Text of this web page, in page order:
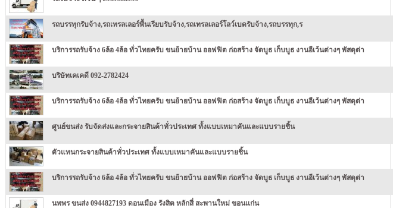
รถบรรทุกรับจ้าง,รถเทรลเลอร์พื้นเรียบรับจ้าง,รถเทรลเลอร์โลว์เบดรับจ้าง,รถบรรทุก,ร
บริการรถรับจ้าง 6ล้อ 4ล้อ ทั่วไทยครับ ขนย้ายบ้าน ออฟฟิต ก่อสร้าง จัดบูธ เก็บบูธ งานอีเว้นต่างๆ พัสดุต่า
บริษัทเคเคดี 092-2782424
บริการรถรับจ้าง 6ล้อ 4ล้อ ทั่วไทยครับ ขนย้ายบ้าน ออฟฟิต ก่อสร้าง จัดบูธ เก็บบูธ งานอีเว้นต่างๆ พัสดุต่า
ศูนย์ขนส่ง รับจัดส่งและกระจายสินค้าทั่วประเทศ ทั้งแบบเหมาคันและแบบรายชิ้น
ตัวแทนกระจายสินค้าทั่วประเทศ ทั้งแบบเหมาคันและแบบรายชิ้น
บริการรถรับจ้าง 6ล้อ 4ล้อ ทั่วไทยครับ ขนย้ายบ้าน ออฟฟิต ก่อสร้าง จัดบูธ เก็บบูธ งานอีเว้นต่างๆ พัสดุต่า
นพพร ขนส่ง 0944827193 ดอนเมือง รังสิต หลักสี่ สะพานใหม่ ขอนเเก่น